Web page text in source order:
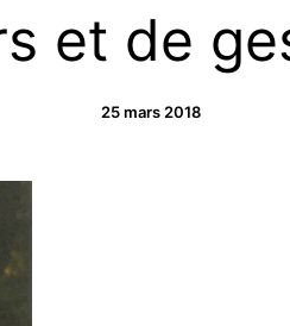
et de
25 mars 2018